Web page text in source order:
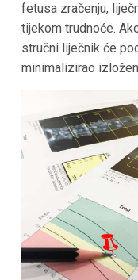
fetusa zračenju,
tijekom trudnoće.
stručni liječnik će
minimalizirao